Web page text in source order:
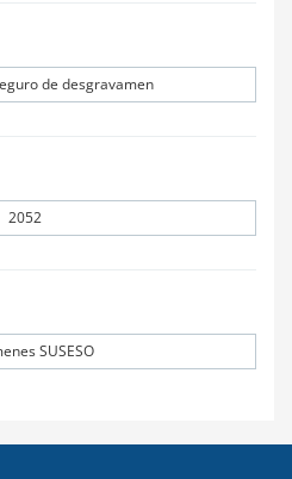
de desgravamen
2052
SUSESO